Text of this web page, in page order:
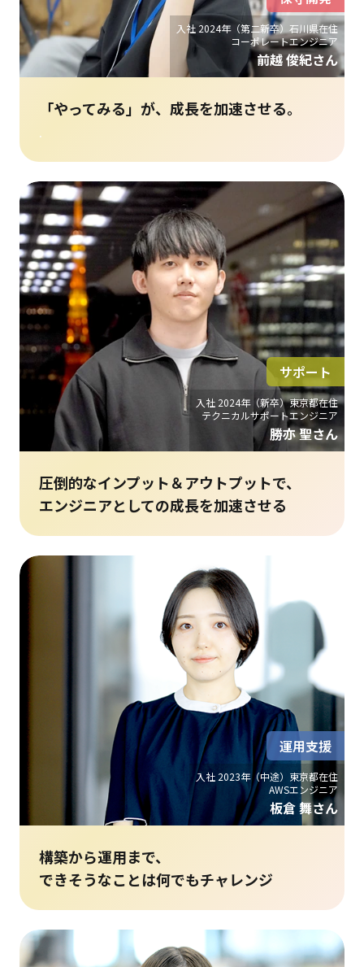
入社 2024年（第二新卒）石川県在住
コーポレートエンジニア
前越 俊紀さん
「やってみる」が、成長を加速させる。
.
入社 2024年（新卒）東京都在住
テクニカルサポートエンジニア
勝亦 聖さん
サポート
圧倒的なインプット＆アウトプットで、
エンジニアとしての成長を加速させる
入社 2023年（中途）東京都在住
AWSエンジニア
板倉 舞さん
運用支援
構築から運用まで、
できそうなことは何でもチャレンジ